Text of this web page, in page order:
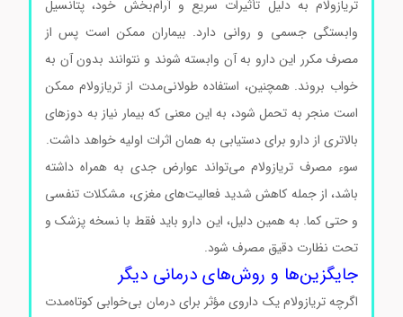
تریازولام به دلیل تأثیرات سریع و آرام‌بخش خود، پتانسیل
وابستگی جسمی و روانی دارد. بیماران ممکن است پس از
مصرف مکرر این دارو به آن وابسته شوند و نتوانند بدون آن به
خواب بروند. همچنین، استفاده طولانی‌مدت از تریازولام ممکن
است منجر به تحمل شود، به این معنی که بیمار نیاز به دوزهای
بالاتری از دارو برای دستیابی به همان اثرات اولیه خواهد داشت.
سوء مصرف تریازولام می‌تواند عوارض جدی به همراه داشته
باشد، از جمله کاهش شدید فعالیت‌های مغزی، مشکلات تنفسی
و حتی کما. به همین دلیل، این دارو باید فقط با نسخه پزشک و
تحت نظارت دقیق مصرف شود.
جایگزین‌ها و روش‌های درمانی دیگر
اگرچه تریازولام یک داروی مؤثر برای درمان بی‌خوابی کوتاه‌مدت